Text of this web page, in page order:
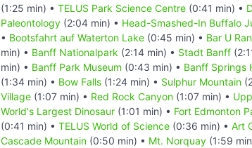
(1:25 min) • TELUS Park Science Centre (0:41 min) •
Paleontology (2:04 min) • Head-Smashed-In Buffalo
• Bootsfahrt auf Waterton Lake (0:45 min) • Bar U
min) • Banff Nationalpark (2:14 min) • Stadt Banff
min) • Banff Park Museum (0:43 min) • Banff Springs
(1:34 min) • Bow Falls (1:24 min) • Sulphur Mountain
Village (1:07 min) • Red Rock Canyon (1:07 min) •
World's Largest Dinosaur (1:01 min) • Fort Edmonton
(0:41 min) • TELUS World of Science (0:36 min) • Art
Cascade Mountain (0:50 min) • Mt. Norquay (1:59